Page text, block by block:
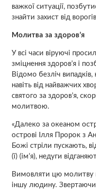
важкої ситуації,
знайти захист від
Молитва за здоpов’я
У всі часи віруючі
зміцнення здopов’я і
Відомо безліч
навіть від найважчих
святого за здopов’я,
молитвою.
«Далеко за океаном
острові Ілля Пророк з
Божі стpіли пускають,
(ї) (ім’я), недyги
Вимовляти цю молитву
іншу людину.